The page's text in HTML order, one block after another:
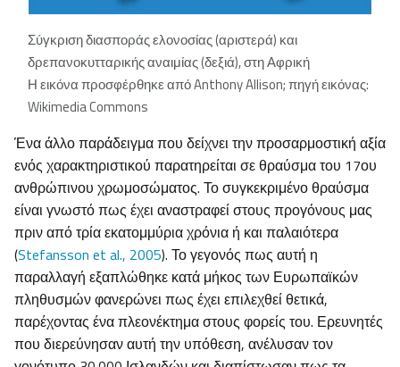
Σύγκριση διασποράς ελονοσίας (αριστερά) και
δρεπανοκυτταρικής αναιμίας (δεξιά), στη Αφρική
Η εικόνα προσφέρθηκε από Anthony Allison; πηγή εικόνας:
Wikimedia Commons
Ένα άλλο παράδειγμα που δείχνει την προσαρμοστική αξία
ενός χαρακτηριστικού παρατηρείται σε θραύσμα του 17ου
ανθρώπινου χρωμοσώματος. Το συγκεκριμένο θραύσμα
είναι γνωστό πως έχει αναστραφεί στους προγόνους μας
πριν από τρία εκατομμύρια χρόνια ή και παλαιότερα
(Stefansson et al., 2005). Το γεγονός πως αυτή η
παραλλαγή εξαπλώθηκε κατά μήκος των Ευρωπαϊκών
πληθυσμών φανερώνει πως έχει επιλεχθεί θετικά,
παρέχοντας ένα πλεονέκτημα στους φορείς του. Ερευνητές
που διερεύνησαν αυτή την υπόθεση, ανέλυσαν τον